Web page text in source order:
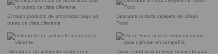
El mejor producto de proximidad bajo un
punto de vista diferente
Descubre la carta callejera de Urban
Food
Disfruta de un ambiente acogedor y
Urban Food será tu mejor momento para